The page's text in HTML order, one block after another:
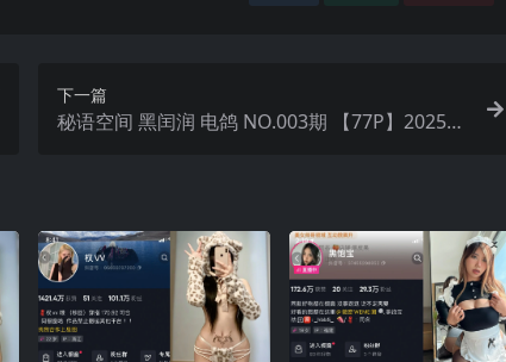
下一篇
秘语空间 黑闰润 电鸽 NO.003期 【77P】2025年